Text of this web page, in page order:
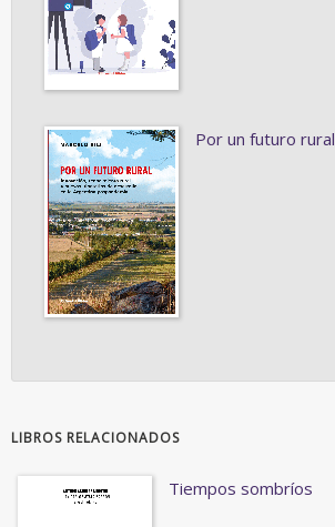
Por un futuro rural
LIBROS RELACIONADOS
Tiempos sombríos